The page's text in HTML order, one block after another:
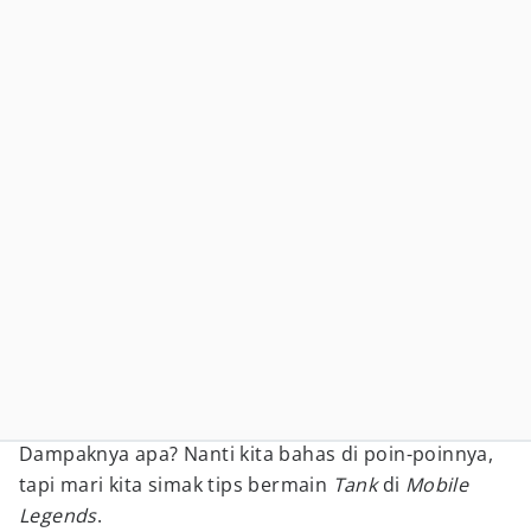
Dampaknya apa? Nanti kita bahas di poin-poinnya,
tapi mari kita simak tips bermain Tankdi Mobile
Legends.